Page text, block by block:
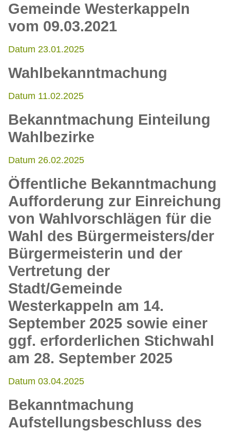
Gemeinde Westerkappeln
vom 09.03.2021
Datum 23.01.2025
Wahlbekanntmachung
Datum 11.02.2025
Bekanntmachung Einteilung
Wahlbezirke
Datum 26.02.2025
Öffentliche Bekanntmachung
Aufforderung zur Einreichung
von Wahlvorschlägen für die
Wahl des Bürgermeisters/der
Bürgermeisterin und der
Vertretung der
Stadt/Gemeinde
Westerkappeln am 14.
September 2025 sowie einer
ggf. erforderlichen Stichwahl
am 28. September 2025
Datum 03.04.2025
Bekanntmachung
Aufstellungsbeschluss des